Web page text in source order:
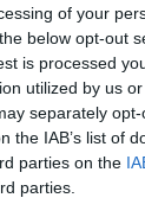
of your
below opt-out
is processed
utilized by us
separately
the IAB’s list of
parties on the
parties.